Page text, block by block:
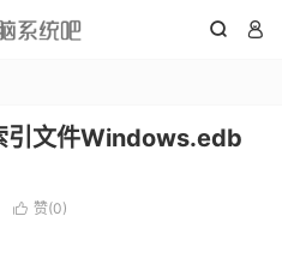
 
引文件Windows.edb
 赞(0)